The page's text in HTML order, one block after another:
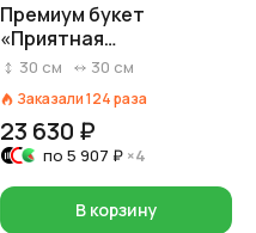
Премиум букет
«Приятная
неожиданность»
30 см 30 см
Заказали124раза
23 630 ₽
по 5 907 ₽ ×4
В корзину